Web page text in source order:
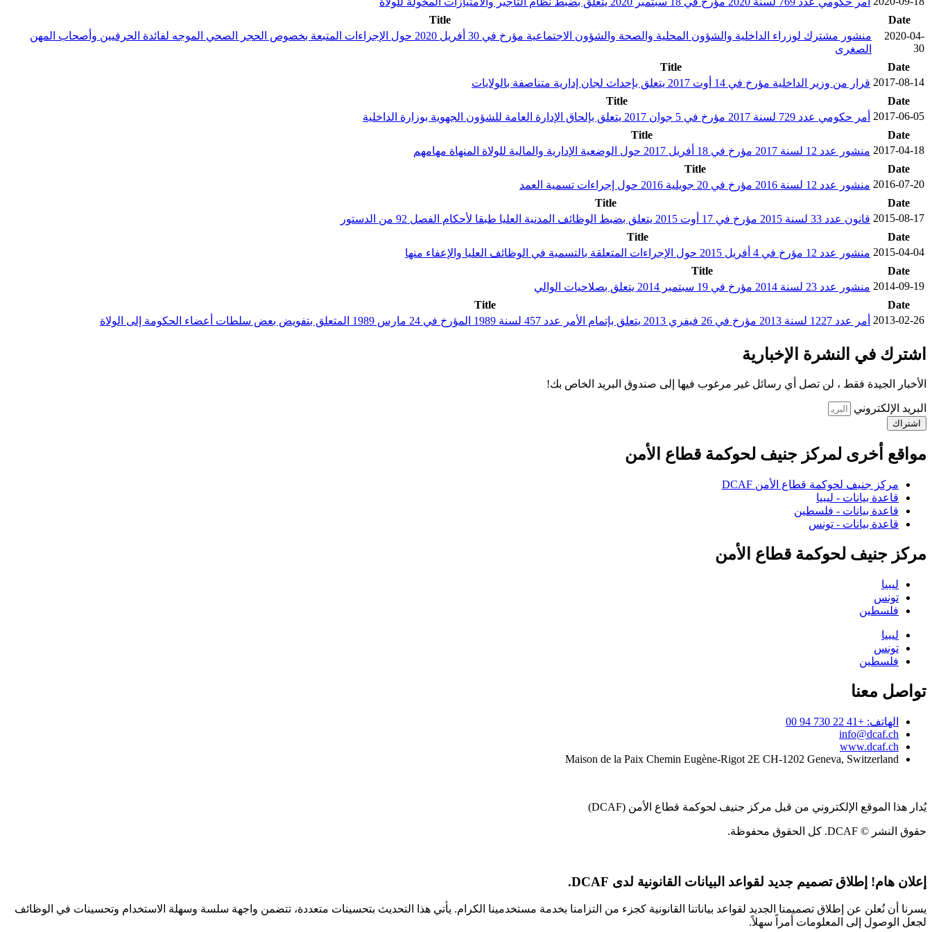
Date
Title
2020-04-
30
منشور مشترك لوزراء الداخلية والشؤون المحلية والصحة والشؤون الاجتماعية مؤرخ في 30 أفريل 2020 حول الإجراءات المتبعة بخصوص الحجر الصحي الموجه لفائدة الحرفيين وأصحاب المهن
الصغرى
Date
Title
2017-08-14 قرار من وزير الداخلية مؤرخ في 14 أوت 2017 يتعلق بإحداث لجان إدارية متناصفة بالولايات
Date
Title
2017-06-05 أمر حكومي عدد 729 لسنة 2017 مؤرخ في 5 جوان 2017 يتعلق بإلحاق الإدارة العامة للشؤون الجهوية بوزارة الداخلية
Date
Title
2017-04-18 منشور عدد 12 لسنة 2017 مؤرخ في 18 أفريل 2017 حول الوضعية الإدارية والمالية للولاة المنهاة مهامهم
Date
Title
2016-07-20 منشور عدد 12 لسنة 2016 مؤرخ في 20 جويلية 2016 حول إجراءات تسمية العمد
Date
Title
2015-08-17 قانون عدد 33 لسنة 2015 مؤرخ في 17 أوت 2015 يتعلق بضبط الوظائف المدنية العليا طبقا لأحكام الفصل 92 من الدستور
Date
Title
2015-04-04 منشور عدد 12 مؤرخ في 4 أفريل 2015 حول الإجراءات المتعلقة بالتسمية في الوظائف العليا والإعفاء منها
Date
Title
2014-09-19 منشور عدد 23 لسنة 2014 مؤرخ في 19 سبتمبر 2014 يتعلق بصلاحيات الوالي
Date
Title
2013-02-26 أمر عدد 1227 لسنة 2013 مؤرخ في 26 فيفري 2013 يتعلق بإتمام الأمر عدد 457 لسنة 1989 المؤرخ في 24 مارس 1989 المتعلق بتفويض بعض سلطات أعضاء الحكومة إلى الولاة
اشترك في النشرة الإخبارية
الأخبار الجيدة فقط ، لن تصل أي رسائل غير مرغوب فيها إلى صندوق البريد الخاص بك!
البريد الإلكتروني
اشتراك
مواقع أخرى لمركز جنيف لحوكمة قطاع الأمن
مركز جنيف لحوكمة قطاع الأمن DCAF
قاعدة بيانات - ليبيا
قاعدة بيانات - فلسطين
قاعدة بيانات - تونس
مركز جنيف لحوكمة قطاع الأمن
ليبيا
تونس
فلسطين
ليبيا
تونس
فلسطين
تواصل معنا
الهاتف: +41 22 730 94 00
info@dcaf.ch
www.dcaf.ch
Maison de la Paix Chemin Eugène-Rigot 2E CH-1202 Geneva, Switzerland
يُدار هذا الموقع الإلكتروني من قبل مركز جنيف لحوكمة قطاع الأمن (DCAF)
حقوق النشر © DCAF. كل الحقوق محفوظة.
إعلان هام! إطلاق تصميم جديد لقواعد البيانات القانونية لدى DCAF.
يسرنا أن نُعلن عن إطلاق تصميمنا الجديد لقواعد بياناتنا القانونية كجزء من التزامنا بخدمة مستخدمينا الكرام. يأتي هذا التحديث بتحسينات متعددة، تتضمن واجهة سلسة وسهلة الاستخدام وتحسينات في الوظائف
لجعل الوصول إلى المعلومات أمراً سهلاً.